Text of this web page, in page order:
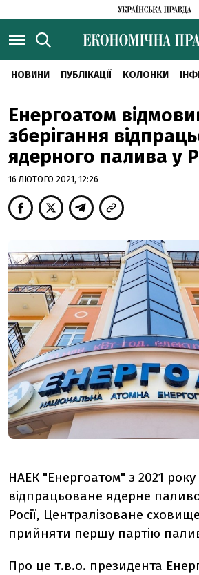
НОВИНИ ПУБЛІКАЦІЇ КОЛОНКИ
Енергоатом
зберігання
ядерного палива у
16 ЛЮТОГО 2021, 12:26
НАЕК "Енергоатом" з 2021
відпрацьоване ядерне
Росії, Централізоване
прийняти першу партію
Про це т.в.о. президента